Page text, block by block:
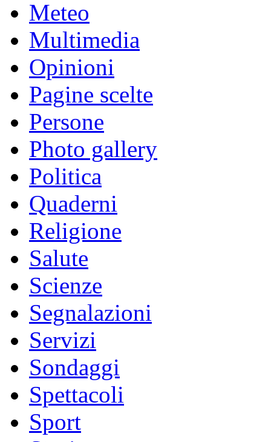
Meteo
Multimedia
Opinioni
Pagine scelte
Persone
Photo gallery
Politica
Quaderni
Religione
Salute
Scienze
Segnalazioni
Servizi
Sondaggi
Spettacoli
Sport